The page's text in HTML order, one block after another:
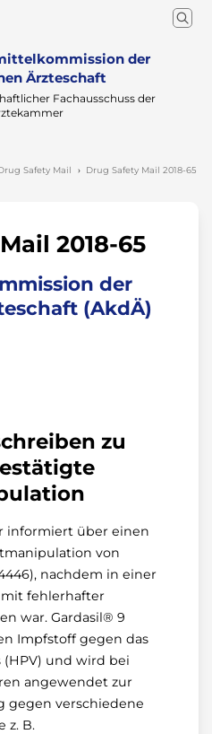
der
Ärzteschaft
Fachausschuss der
Safety Mail Drug Safety Mail 2018-65
2018-65
der
(AkdÄ)
zu
informiert über einen
von
nachdem in einer
fehlerhafter
war. Gardasil® 9
Impfstoff gegen das
und wird bei
angewendet zur
gegen verschiedene
z. B.